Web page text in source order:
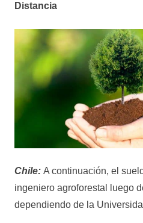
Distancia
Chile: A continuación, el
ingeniero agroforestal luego
dependiendo de la